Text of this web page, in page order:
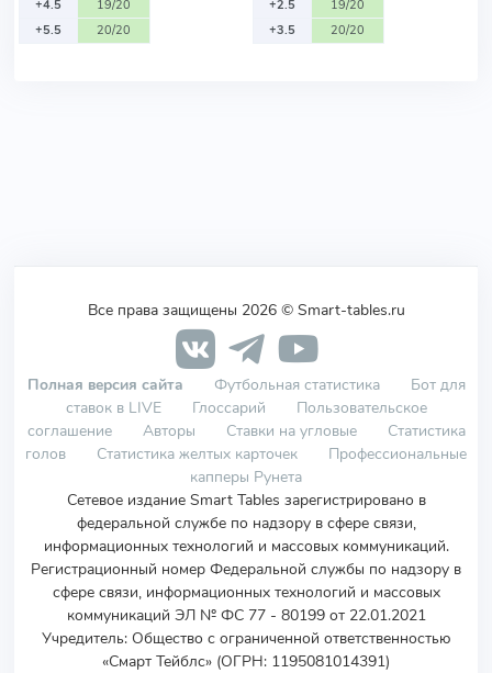
+4.5
19/20
+5.5
20/20
+2.5
19/20
+3.5
20/20
Все права защищены 2026 © Smart-tables.ru
Полная версия сайта Футбольная статистика
Бот для
ставок в LIVE
Глоссарий
Пользовательское
соглашение
Авторы Ставки на угловые
Статистика
голов
Статистика желтых карточек
Профессиональные
капперы Рунета
Сетевое издание Smart Tables зарегистрировано в
федеральной службе по надзору в сфере связи,
информационных технологий и массовых коммуникаций.
Регистрационный номер Федеральной службы по надзору в
сфере связи, информационных технологий и массовых
коммуникаций ЭЛ № ФС 77 - 80199 от 22.01.2021
Учредитель: Общество с ограниченной ответственностью
«Смарт Тейблс» (ОГРН: 1195081014391)